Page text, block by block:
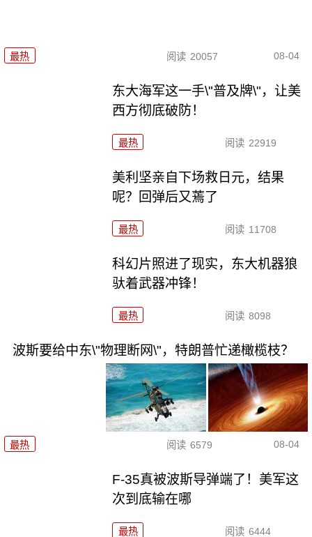
最热 阅读 20057 08-04
东大海军这一手\"普及牌\"，让美
西方彻底破防！
最热 阅读 22919
美利坚亲自下场救日元，结果
呢？回弹后又蔫了
最热 阅读 11708
科幻片照进了现实，东大机器狼
驮着武器冲锋！
最热 阅读 8098
波斯要给中东\"物理断网\"，特朗普忙递橄榄枝？
最热 阅读 6579 08-04
F-35真被波斯导弹端了！美军这
次到底输在哪
最热 阅读 6444